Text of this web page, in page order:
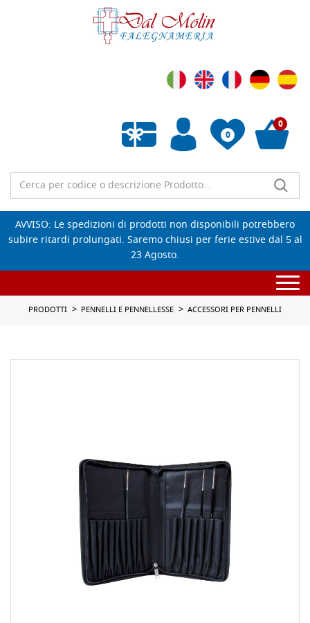
0
Wishlist vuota
0
AVVISO: Le spedizioni di prodotti non disponibili potrebbero
subire ritardi prolungati. Saremo chiusi per ferie estive dal 5 al
23 Agosto.
PRODOTTI PENNELLI E PENNELLESSE ACCESSORI PER PENNELLI